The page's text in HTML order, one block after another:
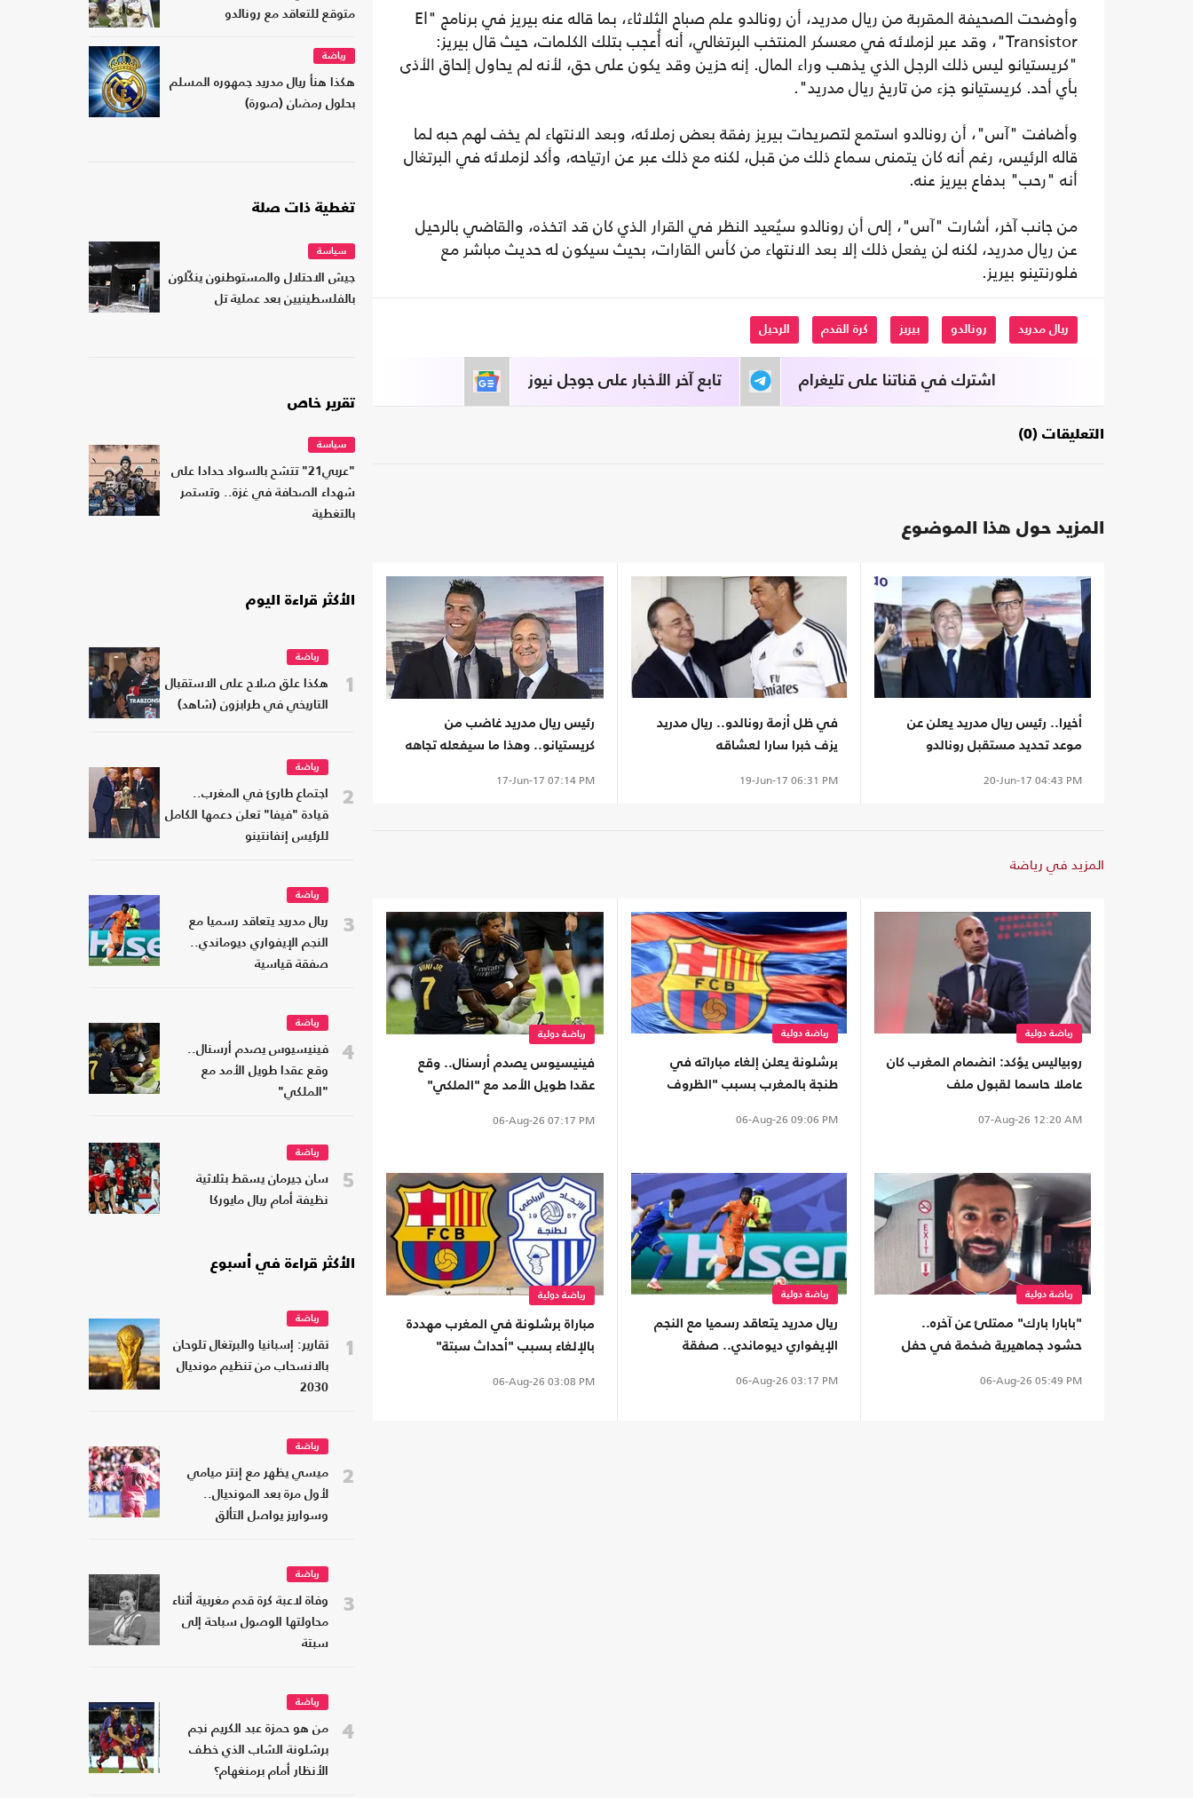
وأوضحت الصحيفة المقربة من ريال مدريد، أن رونالدو علم صباح الثلاثاء، بما قاله عنه بيريز في برنامج "El
Transistor"، وقد عبر لزملائه في معسكر المنتخب البرتغالي، أنه أُعجب بتلك الكلمات، حيث قال بيريز:
"كريستيانو ليس ذلك الرجل الذي يذهب وراء المال. إنه حزين وقد يكون على حق، لأنه لم يحاول إلحاق الأذى
بأي أحد. كريستيانو جزء من تاريخ ريال مدريد".
وأضافت "آس"، أن رونالدو استمع لتصريحات بيريز رفقة بعض زملائه، وبعد الانتهاء لم يخف لهم حبه لما
قاله الرئيس، رغم أنه كان يتمنى سماع ذلك من قبل، لكنه مع ذلك عبر عن ارتياحه، وأكد لزملائه في البرتغال
أنه "رحب" بدفاع بيريز عنه.
من جانب آخر، أشارت "آس"، إلى أن رونالدو سيُعيد النظر في القرار الذي كان قد اتخذه، والقاضي بالرحيل
عن ريال مدريد، لكنه لن يفعل ذلك إلا بعد الانتهاء من كأس القارات، بحيث سيكون له حديث مباشر مع
فلورنتينو بيريز.
ريال مدريد رونالدو بيريز كرة القدم الرحيل
تابع آخر الأخبار على جوجل نيوز اشترك في قناتنا على تليغرام
التعليقات (0)
المزيد حول هذا الموضوع
أخيرا.. رئيس ريال مدريد يعلن عن
موعد تحديد مستقبل رونالدو
20-Jun-17 04:43 PM
في ظل أزمة رونالدو.. ريال مدريد
يزف خبرا سارا لعشاقه
19-Jun-17 06:31 PM
رئيس ريال مدريد غاضب من
كريستيانو.. وهذا ما سيفعله تجاهه
17-Jun-17 07:14 PM
المزيد في رياضة
رياضة دولية
روبياليس يؤكد: انضمام المغرب كان
عاملا حاسما لقبول ملف
07-Aug-26 12:20 AM
رياضة دولية
برشلونة يعلن إلغاء مباراته في
طنجة بالمغرب بسبب "الظروف
06-Aug-26 09:06 PM
رياضة دولية
فينيسيوس يصدم أرسنال.. وقع
عقدا طويل الأمد مع "الملكي"
06-Aug-26 07:17 PM
رياضة دولية
"بابارا بارك" ممتلئ عن آخره..
حشود جماهيرية ضخمة في حفل
06-Aug-26 05:49 PM
رياضة دولية
ريال مدريد يتعاقد رسميا مع النجم
الإيفواري ديوماندي.. صفقة
06-Aug-26 03:17 PM
رياضة دولية
مباراة برشلونة في المغرب مهددة
بالإلغاء بسبب "أحداث سبتة"
06-Aug-26 03:08 PM
متوقع للتعاقد مع رونالدو
رياضة
هكذا هنأ ريال مدريد جمهوره المسلم
بحلول رمضان (صورة)
تغطية ذات صلة
سياسة
جيش الاحتلال والمستوطنون ينكّلون
بالفلسطينيين بعد عملية تل
تقرير خاص
سياسة
"عربي21" تتشح بالسواد حدادا على
شهداء الصحافة في غزة.. وتستمر
بالتغطية
الأكثر قراءة اليوم
1
رياضة
هكذا علق صلاح على الاستقبال
التاريخي في طرابزون (شاهد)
2
رياضة
اجتماع طارئ في المغرب..
قيادة "فيفا" تعلن دعمها الكامل
للرئيس إنفانتينو
3
رياضة
ريال مدريد يتعاقد رسميا مع
النجم الإيفواري ديوماندي..
صفقة قياسية
4
رياضة
فينيسيوس يصدم أرسنال..
وقع عقدا طويل الأمد مع
"الملكي"
5
رياضة
سان جيرمان يسقط بثلاثية
نظيفة أمام ريال مايوركا
الأكثر قراءة في أسبوع
1
رياضة
تقارير: إسبانيا والبرتغال تلوحان
بالانسحاب من تنظيم مونديال
2030
2
رياضة
ميسي يظهر مع إنتر ميامي
لأول مرة بعد المونديال..
وسواريز يواصل التألق
3
رياضة
وفاة لاعبة كرة قدم مغربية أثناء
محاولتها الوصول سباحة إلى
سبتة
4
رياضة
من هو حمزة عبد الكريم نجم
برشلونة الشاب الذي خطف
الأنظار أمام برمنغهام؟